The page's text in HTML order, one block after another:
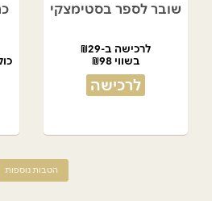
שובר לספר בסטימצקי
לרכישה ב-₪29
בשווי ₪98
לרכישה
הטבות נוספות